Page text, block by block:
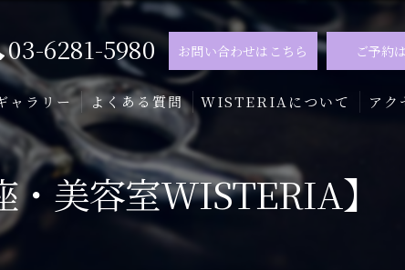
03-6281-5980 お問い合わせはこちら ご予約
ャラリー よくある質問 WISTERIAについて
髪質改善
トリートメント
アク
美容室WISTERIA】